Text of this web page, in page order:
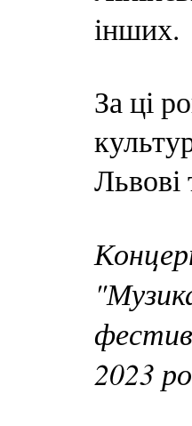
інших.
За ці
Львові
2023